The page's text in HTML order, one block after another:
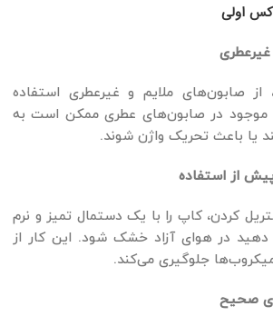
اولی
صابون‌های ملایم و غیرعطری استفاده
موجود در صابون‌های عطری ممکن است به
یا باعث تحریک واژن شوند.
کردن، کاپ را با یک دستمال تمیز و نرم
در هوای آزاد خشک شود. این کار از
جلوگیری می‌کند.